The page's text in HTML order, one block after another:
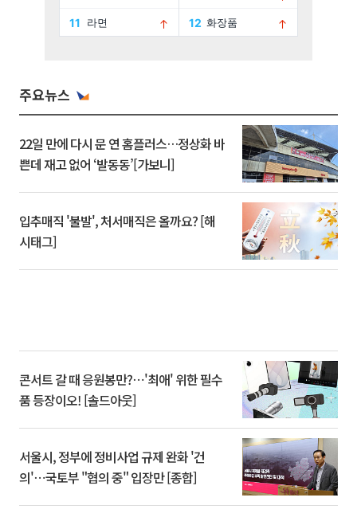
주요뉴스
22일 만에 다시 문 연 홈플러스…정상화 바
쁜데 재고 없어 ‘발동동’[가보니]
입추매직 '불발', 처서매직은 올까요? [해
시태그]
콘서트 갈 때 응원봉만?⋯'최애' 위한 필수
품 등장이오! [솔드아웃]
서울시, 정부에 정비사업 규제 완화 '건
의'⋯국토부 "협의 중" 입장만 [종합]